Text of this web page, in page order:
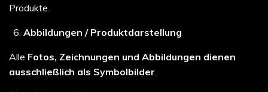
Produkte.
Abbildungen / Produktdarstellung
Alle Fotos, Zeichnungen und Abbildungen dienen
ausschließlich als Symbolbilder.